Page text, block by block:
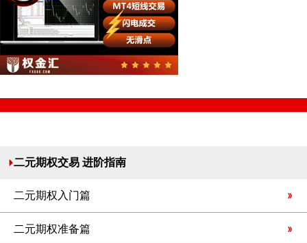
二元期权交易 进阶指南
二元期权入门篇
二元期权准备篇